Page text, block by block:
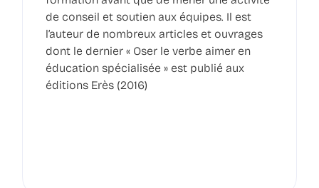
de conseil et soutien aux équipes. Il est
l’auteur de nombreux articles et ouvrages
dont le dernier « Oser le verbe aimer en
éducation spécialisée » est publié aux
éditions Erès (2016)